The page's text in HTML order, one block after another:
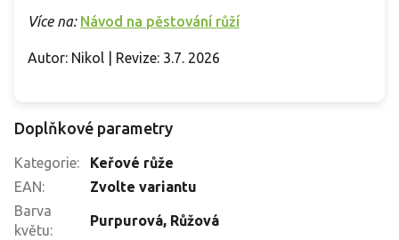
Více na: Návod na pěstování růží
Autor: Nikol | Revize: 3.7. 2026
Doplňkové parametry
Kategorie:
Keřové růže
EAN:
Zvolte variantu
Barva
květu:
Purpurová, Růžová